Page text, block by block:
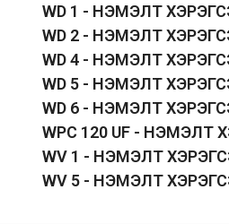
WD 1 - НЭМЭЛТ
WD 2 - НЭМЭЛТ
WD 4 - НЭМЭЛТ
WD 5 - НЭМЭЛТ
WD 6 - НЭМЭЛТ
WPC 120 UF - НЭМЭЛТ
WV 1 - НЭМЭЛТ
WV 5 - НЭМЭЛТ